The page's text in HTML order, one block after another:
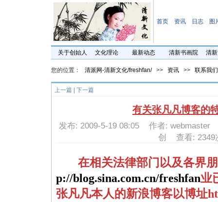
首页 资讯 日志 图
关于创始人 文化理论 最新动态 清新书画院 清
您的位置： 清派网-清新文化/freshfan/ >> 资讯 >> 联系我们
上一篇 | 下一篇
有关张凡凡博客的
发布: 2009-5-19 08:05 作者: webmaster
创 查看: 2349
在相关法律部门以及各界
p://blog.sina.com.cn/freshfan业
张凡凡本人的新浪博客以博址